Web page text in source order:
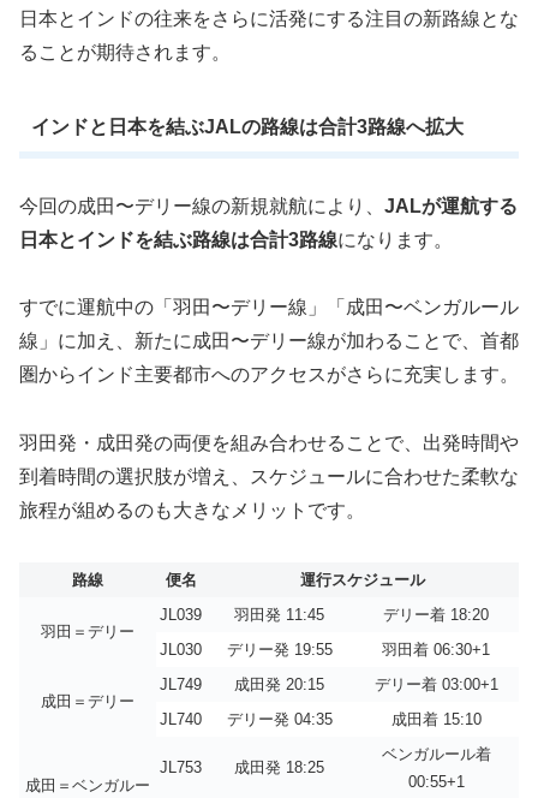
日本とインドの往来をさらに活発にする注目の新路線とな
ることが期待されます。
インドと日本を結ぶJALの路線は合計3路線へ拡大
今回の成田〜デリー線の新規就航により、 JALが運航する
日本とインドを結ぶ路線は合計3路線になります。
すでに運航中の「羽田〜デリー線」「成田〜ベンガルール
線」に加え、新たに成田〜デリー線が加わることで、首都
圏からインド主要都市へのアクセスがさらに充実します。
羽田発・成田発の両便を組み合わせることで、出発時間や
到着時間の選択肢が増え、スケジュールに合わせた柔軟な
旅程が組めるのも大きなメリットです。
路線 便名 運行スケジュール
羽田＝デリー
JL039 羽田発 11:45
デリー着 18:20
JL030
デリー発 19:55 羽田着 06:30+1
成田＝デリー
JL749 成田発 20:15
デリー着 03:00+1
JL740
デリー発 04:35 成田着 15:10
成田＝ベンガルー
JL753 成田発 18:25
ベンガルール着
00:55+1